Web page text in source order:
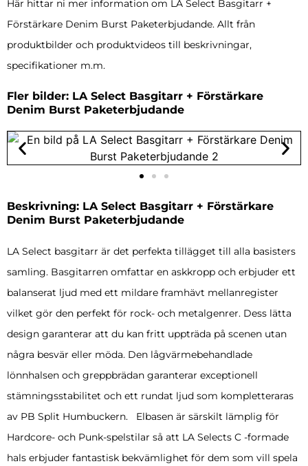
Här hittar ni mer information om LA Select Basgitarr +
Förstärkare Denim Burst Paketerbjudande. Allt från
produktbilder och produktvideos till beskrivningar,
specifikationer m.m.
Fler bilder: LA Select Basgitarr + Förstärkare
Denim Burst Paketerbjudande
Beskrivning: LA Select Basgitarr + Förstärkare
Denim Burst Paketerbjudande
LA Select basgitarr är det perfekta tillägget till alla basisters
samling. Basgitarren omfattar en askkropp och erbjuder ett
balanserat ljud med ett mildare framhävt mellanregister
vilket gör den perfekt för rock- och metalgenrer. Dess lätta
design garanterar att du kan fritt uppträda på scenen utan
några besvär eller möda. Den lågvärmebehandlade
lönnhalsen och greppbrädan garanterar exceptionell
stämningsstabilitet och ett rundat ljud som kompletteraras
av PB Split Humbuckern. Elbasen är särskilt lämplig för
Hardcore- och Punk-spelstilar så att LA Selects C -formade
hals erbjuder fantastisk bekvämlighet för dem som vill spela